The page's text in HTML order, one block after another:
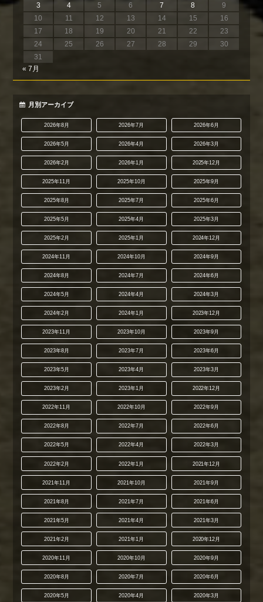
3
4 5 6 7 8
9
10
11 12 13 14 15
16
17
18 19 20 21 22
23
24
25 26 27 28 29
30
31
« 7月
月別アーカイブ
2026年8月 2026年7月 2026年6月
2026年5月 2026年4月 2026年3月
2026年2月 2026年1月 2025年12月
2025年11月 2025年10月 2025年9月
2025年8月 2025年7月 2025年6月
2025年5月 2025年4月 2025年3月
2025年2月 2025年1月 2024年12月
2024年11月 2024年10月 2024年9月
2024年8月 2024年7月 2024年6月
2024年5月 2024年4月 2024年3月
2024年2月 2024年1月 2023年12月
2023年11月 2023年10月 2023年9月
2023年8月 2023年7月 2023年6月
2023年5月 2023年4月 2023年3月
2023年2月 2023年1月 2022年12月
2022年11月 2022年10月 2022年9月
2022年8月 2022年7月 2022年6月
2022年5月 2022年4月 2022年3月
2022年2月 2022年1月 2021年12月
2021年11月 2021年10月 2021年9月
2021年8月 2021年7月 2021年6月
2021年5月 2021年4月 2021年3月
2021年2月 2021年1月 2020年12月
2020年11月 2020年10月 2020年9月
2020年8月 2020年7月 2020年6月
2020年5月 2020年4月 2020年3月